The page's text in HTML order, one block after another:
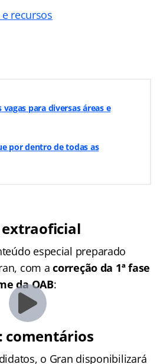
recursos
vagas para diversas áreas e
por dentro de todas as
extraoficial
especial preparado
com a correção da 1ª fase
da OAB:
comentários
o Gran disponibilizará